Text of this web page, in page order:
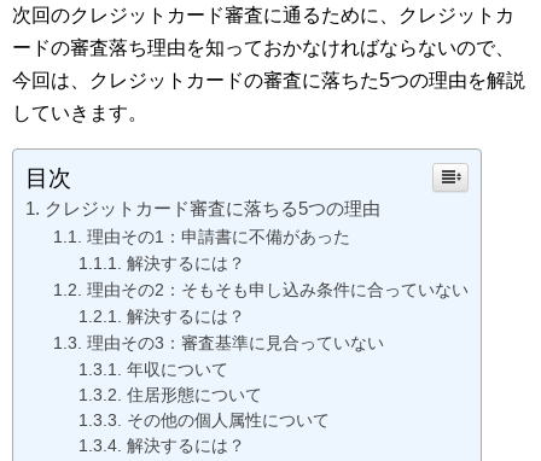
次回のクレジットカード審査に通るために、クレジットカ
ードの審査落ち理由を知っておかなければならないので、
今回は、クレジットカードの審査に落ちた5つの理由を解説
していきます。
目次
クレジットカード審査に落ちる5つの理由
理由その1：申請書に不備があった
解決するには？
理由その2：そもそも申し込み条件に合っていない
解決するには？
理由その3：審査基準に見合っていない
年収について
住居形態について
その他の個人属性について
解決するには？